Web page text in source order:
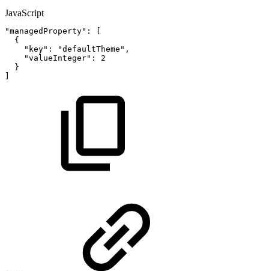
JavaScript
"managedProperty" :
{
"key" : "defaultTheme" ,
"valueInteger" :
2
}